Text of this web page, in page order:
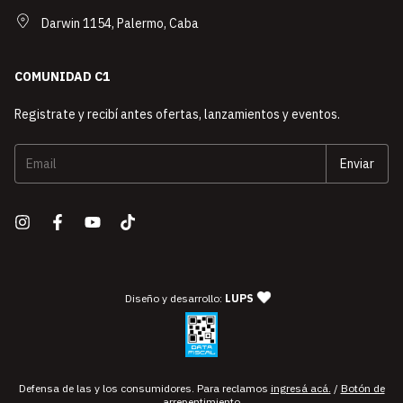
Darwin 1154, Palermo, Caba
COMUNIDAD C1
Registrate y recibí antes ofertas, lanzamientos y eventos.
Diseño y desarrollo: LUPS — agencia de diseño y
Defensa de las y los consumidores. Para reclamos ingresá acá. / Botón de